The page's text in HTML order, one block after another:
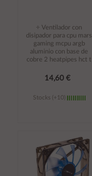
÷ Ventilador con
disipador para cpu mars
gaming mcpu argb
aluminio con base de
cobre 2 heatpipes hct t
14,60 €
Stocks (+10)
carrito